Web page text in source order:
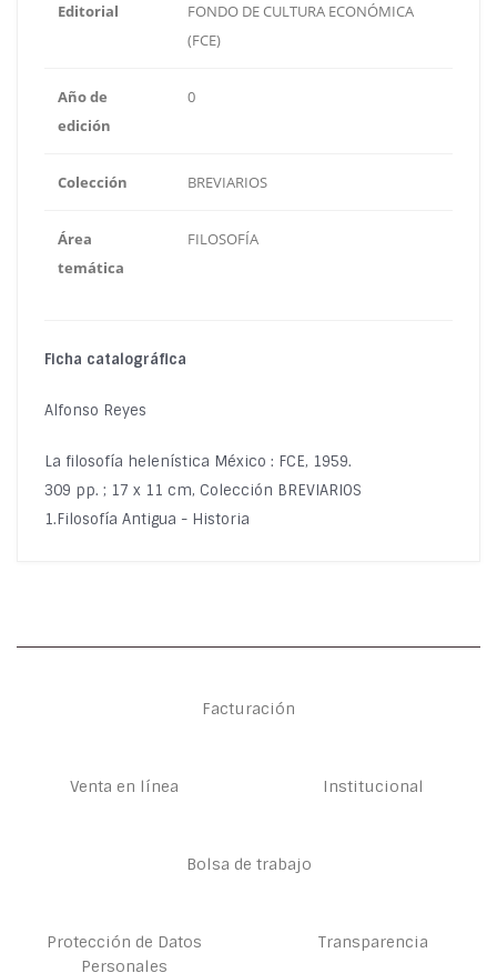
Editorial
FONDO DE CULTURA ECONÓMICA
(FCE)
Año de
edición
0
Colección BREVIARIOS
Área
temática
FILOSOFÍA
Ficha catalográfica
Alfonso Reyes
La filosofía helenística México : FCE, 1959.
309 pp. ; 17 x 11 cm, Colección BREVIARIOS
1.Filosofía Antigua - Historia
Facturación
Venta en línea Institucional
Bolsa de trabajo
Protección de Datos
Personales
Transparencia